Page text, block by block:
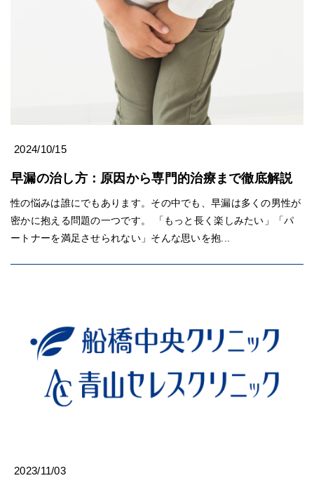
2024/10/15
早漏の治し方：原因から専門的治療まで徹底解説
性の悩みは誰にでもあります。その中でも、早漏は多くの男性が
密かに抱える問題の一つです。 「もっと長く楽しみたい」「パ
ートナーを満足させられない」そんな思いを抱...
2023/11/03